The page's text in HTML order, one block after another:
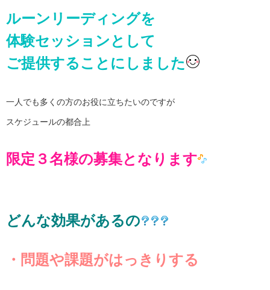
ルーンリーディングを
体験セッションとして
ご提供することにしました
一人でも多くの方のお役に立ちたいのですが
スケジュールの都合上
限定３名様の募集となります
どんな効果があるの
・問題や課題がはっきりする